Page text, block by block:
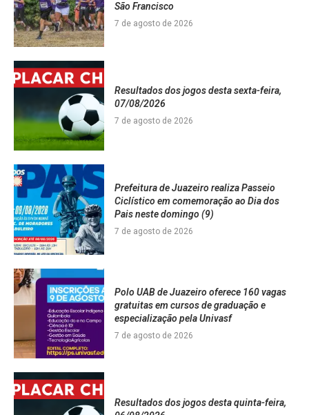
São Francisco
7 de agosto de 2026
Resultados dos jogos desta sexta-feira,
07/08/2026
7 de agosto de 2026
Prefeitura de Juazeiro realiza Passeio
Ciclístico em comemoração ao Dia dos
Pais neste domingo (9)
7 de agosto de 2026
Polo UAB de Juazeiro oferece 160 vagas
gratuitas em cursos de graduação e
especialização pela Univasf
7 de agosto de 2026
Resultados dos jogos desta quinta-feira,